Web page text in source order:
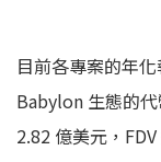
目前各專案的年
Babylon 生態的
2.82 億美元，